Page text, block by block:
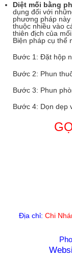
Diệt mối bằng
dụng đối với
phương pháp
thuộc nhiều vào
thiên địch của mối.
Biện pháp cụ thể
Bước 1: Đặt hộp
Bước 2: Phun
Bước 3: Phun
Bước 4: Dọn dẹp
Địa chỉ:Chi